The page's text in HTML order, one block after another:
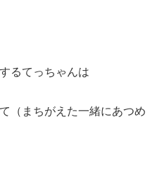
るてっちゃんは
（まちがえた一緒にあつめ